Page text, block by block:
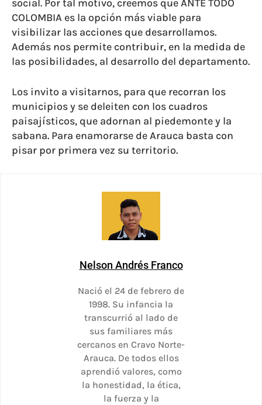
social. Por tal motivo, creemos que ANTE TODO
COLOMBIA es la opción más viable para
visibilizar las acciones que desarrollamos.
Además nos permite contribuir, en la medida de
las posibilidades, al desarrollo del departamento.
Los invito a visitarnos, para que recorran los
municipios y se deleiten con los cuadros
paisajísticos, que adornan al piedemonte y la
sabana. Para enamorarse de Arauca basta con
pisar por primera vez su territorio.
Nelson Andrés Franco
Nació el 24 de febrero de
1998. Su infancia la
transcurrió al lado de
sus familiares más
cercanos en Cravo Norte-
Arauca. De todos ellos
aprendió valores, como
la honestidad, la ética,
la fuerza y la